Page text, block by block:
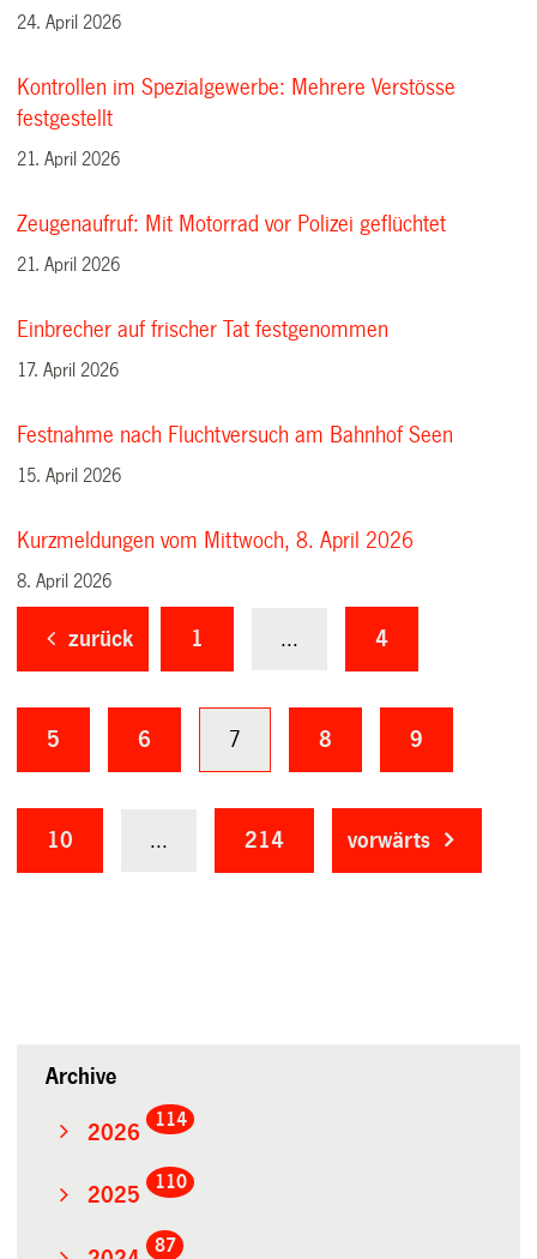
24. April 2026
Kontrollen im Spezialgewerbe: Mehrere Verstösse
festgestellt
21. April 2026
Zeugenaufruf: Mit Motorrad vor Polizei geflüchtet
21. April 2026
Einbrecher auf frischer Tat festgenommen
17. April 2026
Festnahme nach Fluchtversuch am Bahnhof Seen
15. April 2026
Kurzmeldungen vom Mittwoch, 8. April 2026
8. April 2026
zurück 1 ... 4
5 6 7 8 9
10 ... 214 vorwärts
Archive
2026
114
2025
110
87